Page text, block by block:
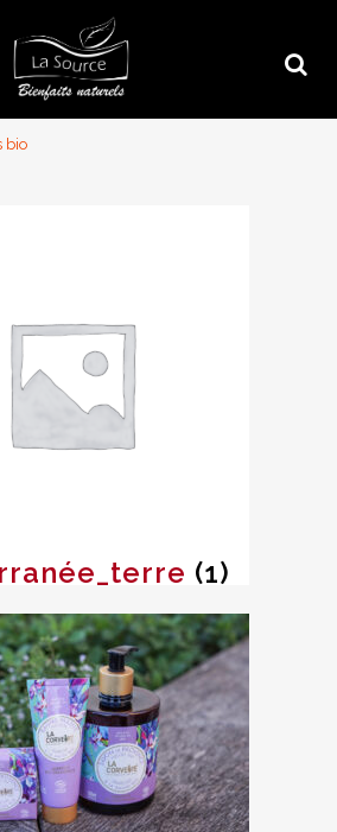
bio
(1)